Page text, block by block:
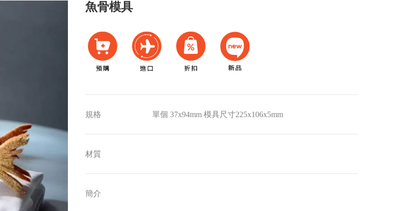
魚骨模具
規格 單個 37x94mm 模具尺寸225x106x5mm
材質
簡介